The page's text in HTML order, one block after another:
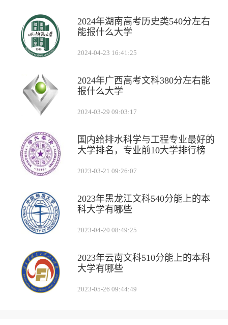
2024年湖南高考历史类540分左右
能报什么大学
2024-04-23 16:41:25
2024年广西高考文科380分左右能
报什么大学
2024-03-29 09:03:17
国内给排水科学与工程专业最好的
大学排名，专业前10大学排行榜
2023-03-21 09:26:07
2023年黑龙江文科540分能上的本
科大学有哪些
2023-04-20 08:49:25
2023年云南文科510分能上的本科
大学有哪些
2023-05-26 09:44:49